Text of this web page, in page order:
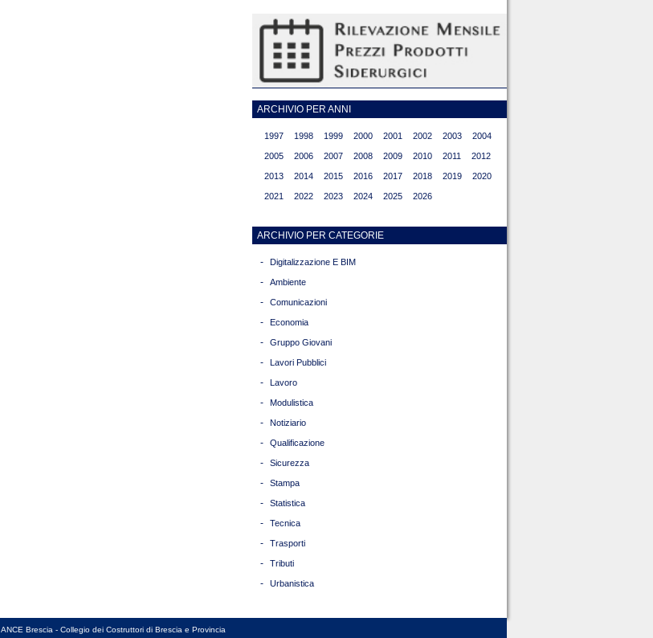
ARCHIVIO PER ANNI
1997 1998 1999 2000 2001 2002 2003 2004
2005 2006 2007 2008 2009 2010 2011 2012
2013 2014 2015 2016 2017 2018 2019 2020
2021 2022 2023 2024 2025 2026
ARCHIVIO PER CATEGORIE
- Digitalizzazione E BIM
- Ambiente
- Comunicazioni
- Economia
- Gruppo Giovani
- Lavori Pubblici
- Lavoro
- Modulistica
- Notiziario
- Qualificazione
- Sicurezza
- Stampa
- Statistica
- Tecnica
- Trasporti
- Tributi
- Urbanistica
ANCE Brescia - Collegio dei Costruttori di Brescia e Provincia